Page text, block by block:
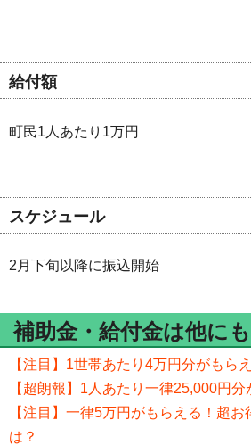
給付額
町民1人あたり1万円
スケジュール
2月下旬以降に振込開始
補助金・給付金は他に
【注目】1世帯あたり4万円分がもら
【超朗報】1人あたり一律25,000円分
【注目】一律5万円がもらえる！超お
は？